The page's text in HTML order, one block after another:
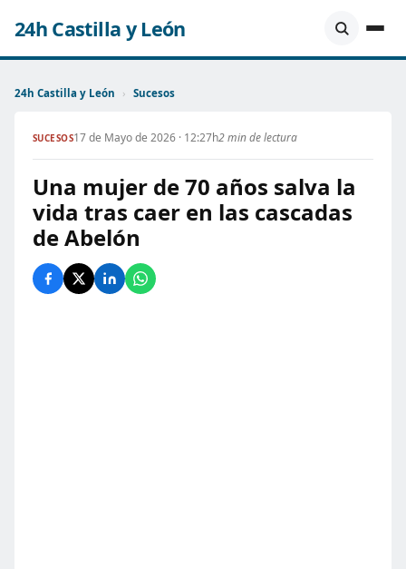
24h Castilla y León
24h Castilla y León › Sucesos
SUCESOS17 de Mayo de 2026 · 12:27h2 min de lectura
Una mujer de 70 años salva la
vida tras caer en las cascadas
de Abelón